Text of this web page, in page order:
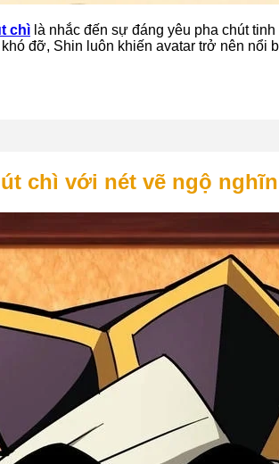
chì là nhắc đến sự đáng yêu pha chút
đỡ, Shin luôn khiến avatar trở nên nổi
chì với nét vẽ ngộ